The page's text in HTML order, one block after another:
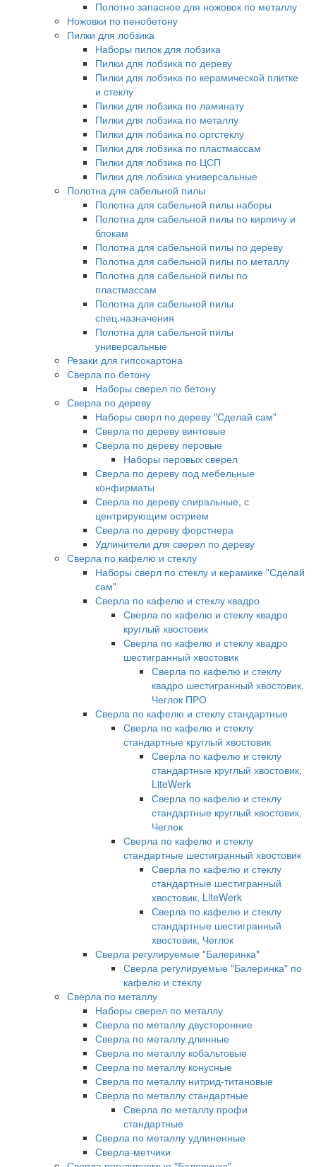
Полотно запасное для ножовок по металлу
Ножовки по пенобетону
Пилки для лобзика
Наборы пилок для лобзика
Пилки для лобзика по дереву
Пилки для лобзика по керамической плитке
и стеклу
Пилки для лобзика по ламинату
Пилки для лобзика по металлу
Пилки для лобзика по оргстеклу
Пилки для лобзика по пластмассам
Пилки для лобзика по ЦСП
Пилки для лобзика универсальные
Полотна для сабельной пилы
Полотна для сабельной пилы наборы
Полотна для сабельной пилы по кирпичу и
блокам
Полотна для сабельной пилы по дереву
Полотна для сабельной пилы по металлу
Полотна для сабельной пилы по
пластмассам
Полотна для сабельной пилы
спец.назначения
Полотна для сабельной пилы
универсальные
Резаки для гипсокартона
Сверла по бетону
Наборы сверел по бетону
Сверла по дереву
Наборы сверл по дереву "Сделай сам"
Сверла по дереву винтовые
Сверла по дереву перовые
Наборы перовых сверел
Сверла по дереву под мебельные
конфирматы
Сверла по дереву спиральные, с
центрирующим острием
Сверла по дереву форстнера
Удлинители для сверел по дереву
Сверла по кафелю и стеклу
Наборы сверл по стеклу и керамике "Сделай
сам"
Сверла по кафелю и стеклу квадро
Сверла по кафелю и стеклу квадро
круглый хвостовик
Сверла по кафелю и стеклу квадро
шестигранный хвостовик
Сверла по кафелю и стеклу
квадро шестигранный хвостовик,
Чеглок ПРО
Сверла по кафелю и стеклу стандартные
Сверла по кафелю и стеклу
стандартные круглый хвостовик
Сверла по кафелю и стеклу
стандартные круглый хвостовик,
LiteWerk
Сверла по кафелю и стеклу
стандартные круглый хвостовик,
Чеглок
Сверла по кафелю и стеклу
стандартные шестигранный хвостовик
Сверла по кафелю и стеклу
стандартные шестигранный
хвостовик, LiteWerk
Сверла по кафелю и стеклу
стандартные шестигранный
хвостовик, Чеглок
Сверла регулируемые "Балеринка"
Сверла регулируемые "Балеринка" по
кафелю и стеклу
Сверла по металлу
Наборы сверел по металлу
Сверла по металлу двусторонние
Сверла по металлу длинные
Сверла по металлу кобальтовые
Сверла по металлу конусные
Сверла по металлу нитрид-титановые
Сверла по металлу стандартные
Сверла по металлу профи
стандартные
Сверла по металлу удлиненные
Сверла-метчики